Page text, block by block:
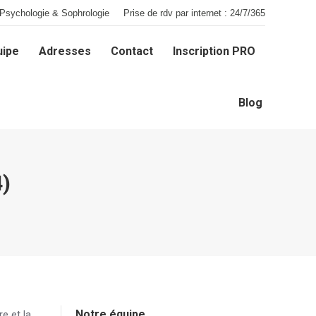
& Sophrologie Prise de rdv par internet : 24/7/365
Adresses Contact Inscription PRO
Blog
Adresses Contact Inscription PRO